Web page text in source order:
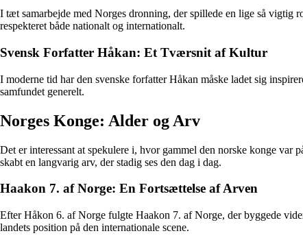
I tæt samarbejde med Norges dronning, der spillede en lige så vigtig
respekteret både nationalt og internationalt.
Svensk Forfatter Håkan: Et Tværsnit af Kultur
I moderne tid har den svenske forfatter Håkan måske ladet sig
samfundet generelt.
Norges Konge: Alder og Arv
Det er interessant at spekulere i, hvor gammel den norske konge
skabt en langvarig arv, der stadig ses den dag i dag.
Haakon 7. af Norge: En Fortsættelse af Arven
Efter Håkon 6. af Norge fulgte Haakon 7. af Norge, der byggede
landets position på den internationale scene.